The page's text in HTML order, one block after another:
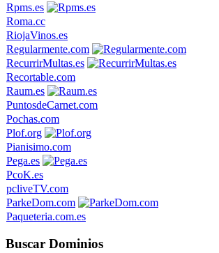
Rpms.es
Roma.cc
RiojaVinos.es
Regularmente.com
RecurrirMultas.es
Recortable.com
Raum.es
PuntosdeCarnet.com
Pochas.com
Plof.org
Pianisimo.com
Pega.es
PcoK.es
pcliveTV.com
ParkeDom.com
Paqueteria.com.es
Buscar Dominios